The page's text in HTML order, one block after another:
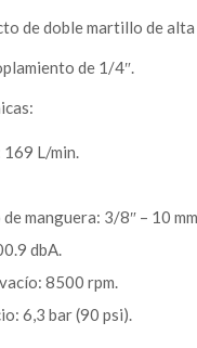
de doble martillo de
de 1/4″.
169 L/min.
manguera: 3/8″ – 10
dbA.
8500 rpm.
6,3 bar (90 psi).